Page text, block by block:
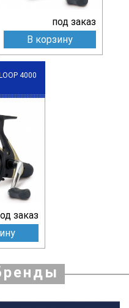
под заказ
В корзину
4000
заказ